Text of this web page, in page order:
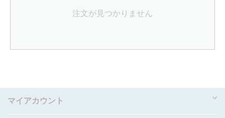
注文が見つかりません
マイアカウント